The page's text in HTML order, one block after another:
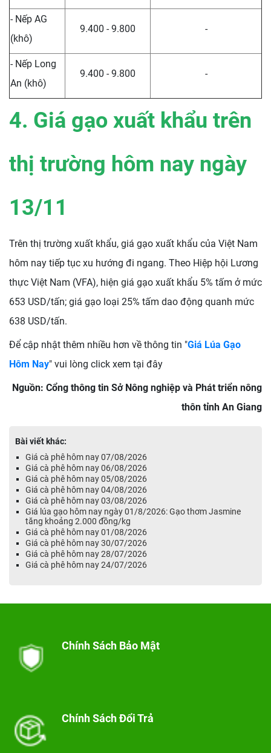
- Nếp AG
(khô)
9.400 - 9.800 -
- Nếp Long
An (khô)
9.400 - 9.800 -
4. Giá gạo xuất khẩu trên
thị trường hôm nay ngày
13/11
Trên thị trường xuất khẩu, giá gạo xuất khẩu của Việt Nam
hôm nay tiếp tục xu hướng đi ngang. Theo Hiệp hội Lương
thực Việt Nam (VFA), hiện giá gạo xuất khẩu 5% tấm ở mức
653 USD/tấn; giá gạo loại 25% tấm dao động quanh mức
638 USD/tấn.
Để cập nhật thêm nhiều hơn về thông tin "Giá Lúa Gạo
Hôm Nay" vui lòng click xem tại đây
Nguồn: Cổng thông tin Sở Nông nghiệp và Phát triển nông
thôn tỉnh An Giang
Bài viết khác:
Giá cà phê hôm nay 07/08/2026
Giá cà phê hôm nay 06/08/2026
Giá cà phê hôm nay 05/08/2026
Giá cà phê hôm nay 04/08/2026
Giá cà phê hôm nay 03/08/2026
Giá lúa gạo hôm nay ngày 01/8/2026: Gạo thơm Jasmine
tăng khoảng 2.000 đồng/kg
Giá cà phê hôm nay 01/08/2026
Giá cà phê hôm nay 30/07/2026
Giá cà phê hôm nay 28/07/2026
Giá cà phê hôm nay 24/07/2026
Chính Sách Bảo Mật
Chính Sách Đổi Trả